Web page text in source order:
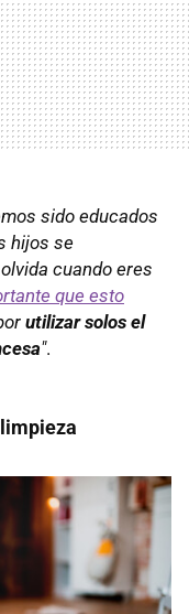
sido educados
hijos se
cuando eres
que esto
utilizar solos el
".